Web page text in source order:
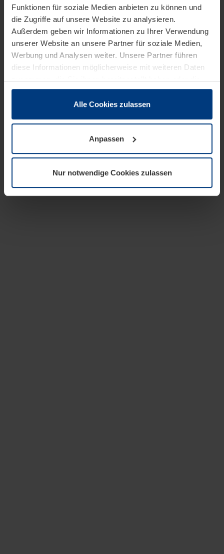
Funktionen für soziale Medien anbieten zu können und
die Zugriffe auf unsere Website zu analysieren.
Außerdem geben wir Informationen zu Ihrer Verwendung
unserer Website an unsere Partner für soziale Medien,
Werbung und Analysen weiter. Unsere Partner führen
diese Informationen möglicherweise mit weiteren Daten
zusammen, die Sie ihnen bereitgestellt haben oder die
sie im Rahmen Ihrer Nutzung der Dienste gesammelt
wenn diese für den Betrieb dieser Seite unbedingt
notwendig sind. Für alle anderen Cookie-Typen benötigen
wir Ihre Erlaubnis. Ihre Einwilligung können Sie jederzeit
Datenschutzerklärungunserer Website ändern oder
widerrufen.
Alle Cookies zulassen
Anpassen
Nur notwendige Cookies zulassen